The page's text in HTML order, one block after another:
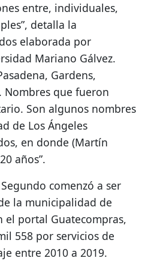
entre, individuales,
detalla la
elaborada por
Mariano Gálvez.
Gardens,
Nombres que fueron
Son algunos nombres
de Los Ángeles
en donde (Martín
años”.
comenzó a ser
la municipalidad de
el portal Guatecompras,
558 por servicios de
entre 2010 a 2019.